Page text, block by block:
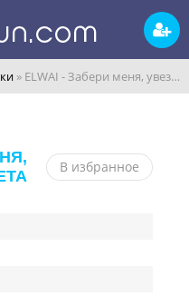
» ELWAI - Забери меня, увези на край света
В избранное